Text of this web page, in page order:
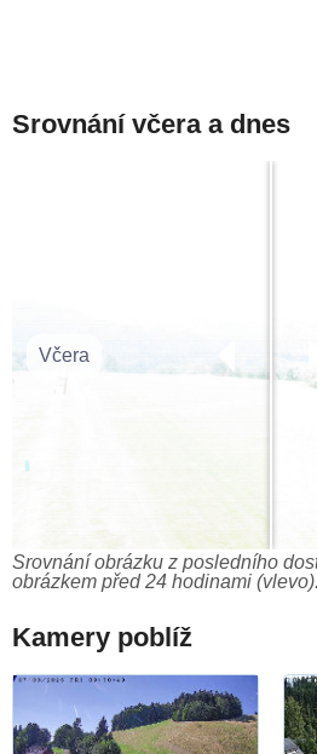
Srovnání včera a dnes
Včera
Srovnání obrázku z posledního
obrázkem před 24 hodinami (vlevo).
Kamery poblíž